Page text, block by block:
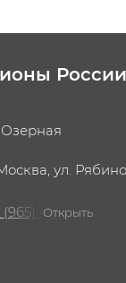
ул.
420-10-10
Открыть